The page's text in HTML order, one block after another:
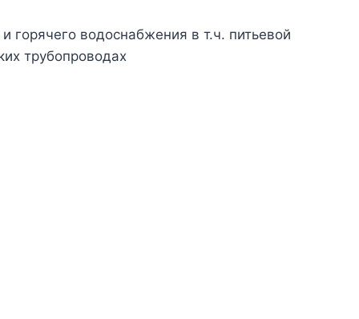
горячего водоснабжения в т.ч. питьевой
трубопроводах